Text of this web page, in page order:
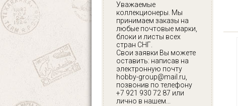
Уважаемые
коллекционеры. Мы
принимаем заказы на
любые почтовые марки,
блоки и листы всех
стран СНГ.
Свои заявки Вы можете
оставить: написав на
электронную почту
hobby-group@mail.ru,
позвонив по телефону
+7 921 930 72 87 или
лично в нашем...